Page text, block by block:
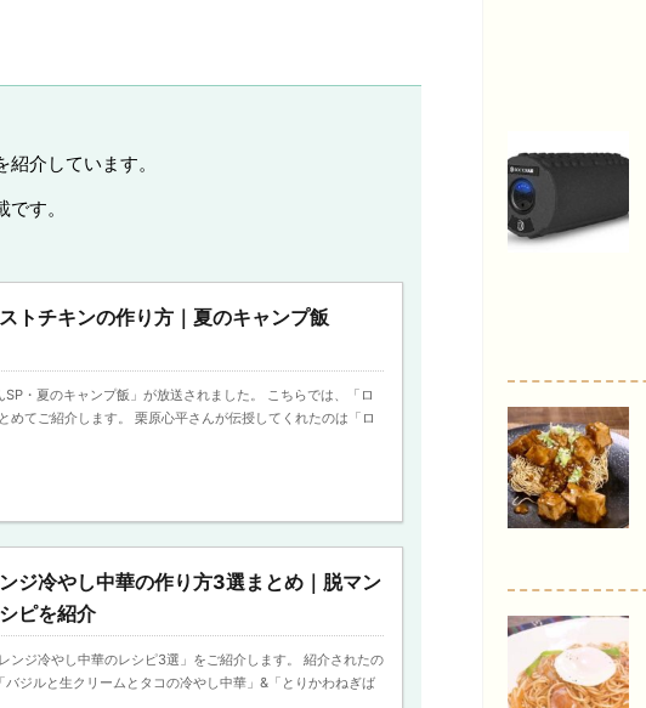
介しています。
す。
トチキンの作り方｜夏のキャンプ飯
・夏のキャンプ飯」が放送されました。 こちらでは、「ロ
めてご紹介します。 栗原心平さんが伝授してくれたのは「ロ
ジ冷やし中華の作り方3選まとめ｜脱マン
ピを紹介
ンジ冷やし中華のレシピ3選」をご紹介します。 紹介されたの
ジルと生クリームとタコの冷やし中華」&「とりかわねぎば